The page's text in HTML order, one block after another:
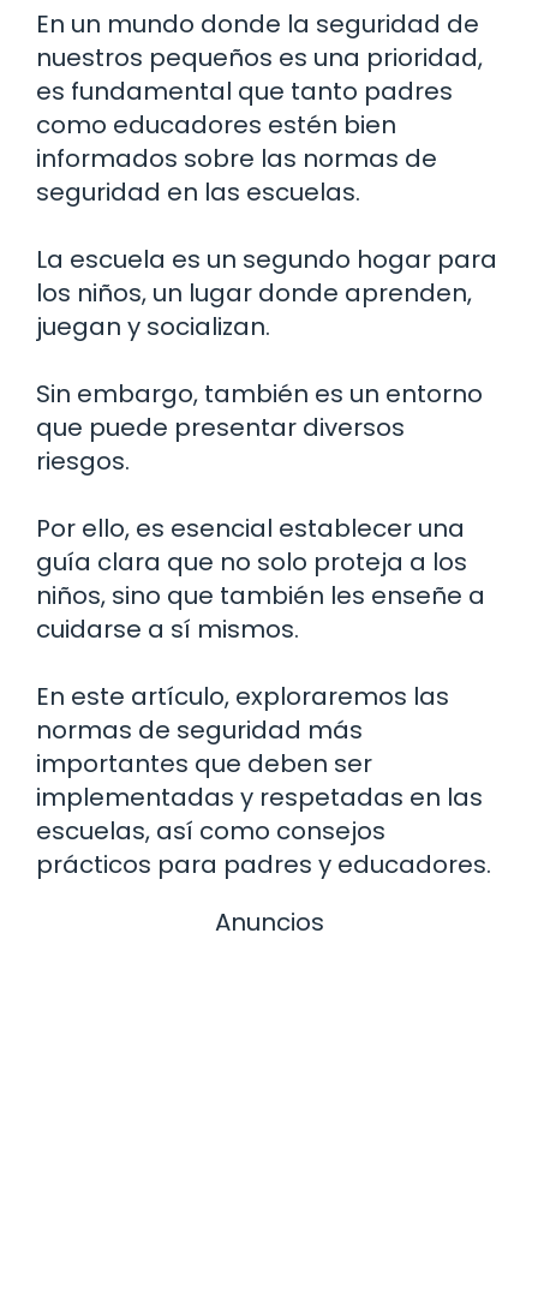
En un mundo donde la seguridad de
nuestros pequeños es una prioridad,
es fundamental que tanto padres
como educadores estén bien
informados sobre las normas de
seguridad en las escuelas.
La escuela es un segundo hogar para
los niños, un lugar donde aprenden,
juegan y socializan.
Sin embargo, también es un entorno
que puede presentar diversos
riesgos.
Por ello, es esencial establecer una
guía clara que no solo proteja a los
niños, sino que también les enseñe a
cuidarse a sí mismos.
En este artículo, exploraremos las
normas de seguridad más
importantes que deben ser
implementadas y respetadas en las
escuelas, así como consejos
prácticos para padres y educadores.
Anuncios